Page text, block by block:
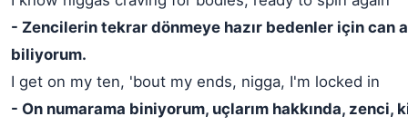
- Zencilerin tekrar dönmeye hazır bedenler için can
biliyorum.
I get on my ten, 'bout my ends, nigga, I'm locked in
- On numarama biniyorum, uçlarım hakkında, zenci,